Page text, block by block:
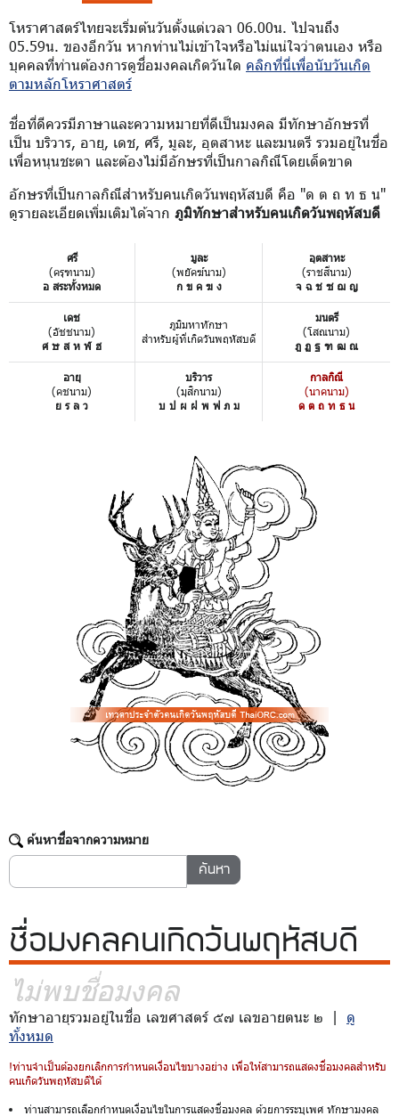
โหราศาสตร์ไทยจะเริ่มต้นวันตั้งแต่เวลา 06.00น. ไปจนถึง
05.59น. ของอีกวัน หากท่านไม่เข้าใจหรือไม่แน่ใจว่าตนเอง หรือ
บุคคลที่ท่านต้องการดูชื่อมงคลเกิดวันใด คลิกที่นี่เพื่อนับวันเกิด
ตามหลักโหราศาสตร์
ชื่อที่ดีควรมีภาษาและความหมายที่ดีเป็นมงคล มีทักษาอักษรที่
เป็น บริวาร, อายุ, เดช, ศรี, มูละ, อุตสาหะ และมนตรี รวมอยู่ในชื่อ
เพื่อหนุนชะตา และต้องไม่มีอักษรที่เป็นกาลกิณีโดยเด็ดขาด
อักษรที่เป็นกาลกิณีสำหรับคนเกิดวันพฤหัสบดี คือ "ด ต ถ ท ธ น"
ดูรายละเอียดเพิ่มเติมได้จาก ภูมิทักษาสำหรับคนเกิดวันพฤหัสบดี
ศรี
(ครุฑนาม)
อ สระทั้งหมด
มูละ
(พยัคฆ์นาม)
ก ข ค ฆ ง
อุตสาหะ
(ราชสีนาม)
จ ฉ ช ซ ฌ ญ
เดช
(อัชชนาม)
ศ ษ ส ห ฬ ฮ
ภูมิมหาทักษา
สำหรับผู้ที่เกิดวันพฤหัสบดี
มนตรี
(โสณนาม)
ฎ ฏ ฐ ฑ ฒ ณ
อายุ
(คชนาม)
ย ร ล ว
บริวาร
(มุสิกนาม)
บ ป ผ ฝ พ ฟ ภ ม
กาลกิณี
(นาคนาม)
ด ต ถ ท ธ น
ค้นหาชื่อจากความหมาย
ชื่อมงคลคนเกิดวันพฤหัสบดี
ไม่พบชื่อมงคล
ทักษาอายุรวมอยู่ในชื่อ เลขศาสตร์ ๕๗ เลขอายตนะ ๒ | ดู
ทั้งหมด
!ท่านจำเป็นต้องยกเลิกการกำหนดเงื่อนไขบางอย่าง เพื่อให้สามารถแสดงชื่อมงคลสำหรับ
คนเกิดวันพฤหัสบดีได้
ท่านสามารถเลือกกำหนดเงื่อนไขในการแสดงชื่อมงคล ด้วยการระบุเพศ ทักษามงคล